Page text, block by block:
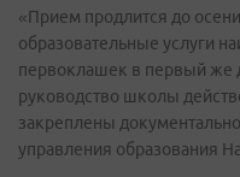
«Прием продлится до
образовательные услуги
первоклашек в первый же
руководство школы
закреплены
управления образования